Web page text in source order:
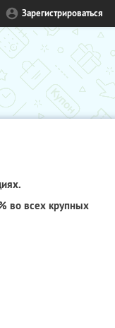
Зарегистрироваться
во всех крупных